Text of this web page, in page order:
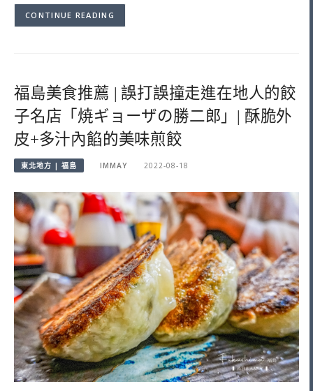
CONTINUE READING
福島美食推薦 | 誤打誤撞走進在地人的餃
子名店「焼ギョーザの勝二郎」| 酥脆外
皮+多汁內餡的美味煎餃
東北地方 | 福島 IMMAY 2022-08-18